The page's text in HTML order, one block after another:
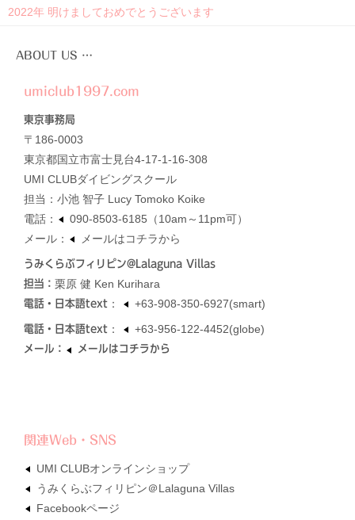
2022年 明けましておめでとうございます
ABOUT US …
umiclub1997.com
東京事務局
〒186-0003
東京都国立市富士見台4-17-1-16-308
UMI CLUBダイビングスクール
担当：小池 智子 Lucy Tomoko Koike
電話：
090-8503-6185 （10am～11pm可）
メール：
メールはコチラから
うみくらぶフィリピン@Lalaguna Villas
担当： 栗原 健 Ken Kurihara
電話・日本語text ： +63-908-350-6927(smart)
電話・日本語text ： +63-956-122-4452(globe)
メール： メールはコチラから
関連Web・SNS
UMI CLUBオンラインショップ
うみくらぶフィリピン＠Lalaguna Villas
Facebookページ